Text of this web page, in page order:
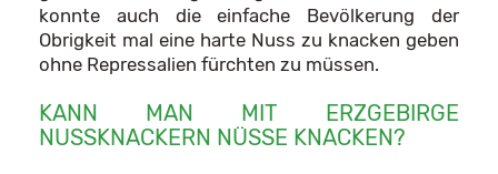
konnte auch die einfache Bevölkerung der
Obrigkeit mal eine harte Nuss zu knacken geben
ohne Repressalien fürchten zu müssen.
KANN MAN MIT ERZGEBIRGE
NUSSKNACKERN NÜSSE KNACKEN?